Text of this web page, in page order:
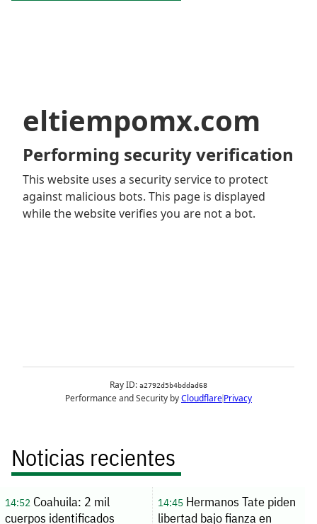
Noticias recientes
14:52Coahuila: 2 mil
cuerpos identificados
14:45Hermanos Tate piden
libertad bajo fianza en